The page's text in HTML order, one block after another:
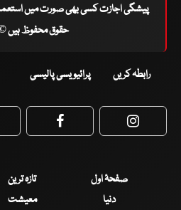
پیشگی اجازت کسی بھی صورت میں
حقوق محفوظ ہیں ©
رابطہ کریں پرائیویسی پالیسی
Facebook
صفحۂ اول تازہ ترین
دنیا
معیشت